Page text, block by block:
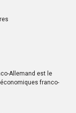
Allemand est le
franco-